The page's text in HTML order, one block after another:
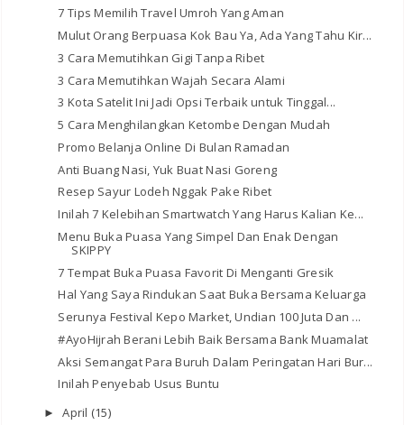
7 Tips Memilih Travel Umroh Yang Aman
Mulut Orang Berpuasa Kok Bau Ya, Ada Yang Tahu Kir...
3 Cara Memutihkan Gigi Tanpa Ribet
3 Cara Memutihkan Wajah Secara Alami
3 Kota Satelit Ini Jadi Opsi Terbaik untuk Tinggal...
5 Cara Menghilangkan Ketombe Dengan Mudah
Promo Belanja Online Di Bulan Ramadan
Anti Buang Nasi, Yuk Buat Nasi Goreng
Resep Sayur Lodeh Nggak Pake Ribet
Inilah 7 Kelebihan Smartwatch Yang Harus Kalian Ke...
Menu Buka Puasa Yang Simpel Dan Enak Dengan
SKIPPY
7 Tempat Buka Puasa Favorit Di Menganti Gresik
Hal Yang Saya Rindukan Saat Buka Bersama Keluarga
Serunya Festival Kepo Market, Undian 100 Juta Dan ...
#AyoHijrah Berani Lebih Baik Bersama Bank Muamalat
Aksi Semangat Para Buruh Dalam Peringatan Hari Bur...
Inilah Penyebab Usus Buntu
►April (15)